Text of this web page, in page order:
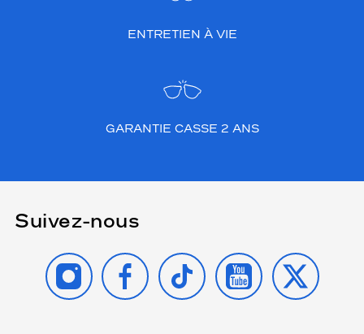
ENTRETIEN À VIE
GARANTIE CASSE 2 ANS
Suivez-nous
INSTAGRAMFACEBOOK
TIKTOK YOUTUBE
X